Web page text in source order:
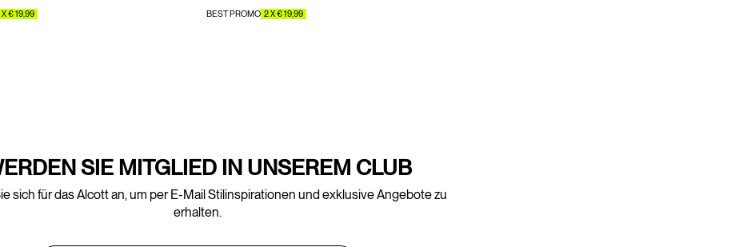
X € 19,99 BEST PROMO 2 X € 19,99
SIE MITGLIED IN UNSEREM CLUB
sich für das Alcott an, um per E-Mail Stilinspirationen und exklusive Angebote zu
erhalten.